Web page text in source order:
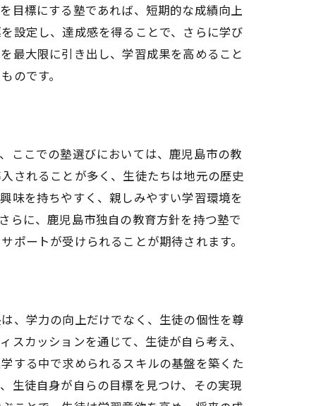
目標にする塾であれば、短期的な成績向上
設定し、達成感を得ることで、さらに学び
最大限に引き出し、学習成果を高めること
のです。
ここでの塾選びにおいては、鹿児島市の教
されることが多く、生徒たちは地元の歴史
味を持ちやすく、親しみやすい学習環境を
らに、鹿児島市独自の教育方針を持つ塾で
ートが受けられることが期待されます。
、学力の向上だけでなく、生徒の個性を尊
カッションを通じて、生徒が自ら考え、
する中で求められるスキルの基盤を築くた
生徒自身が自らの目標を見つけ、その実現